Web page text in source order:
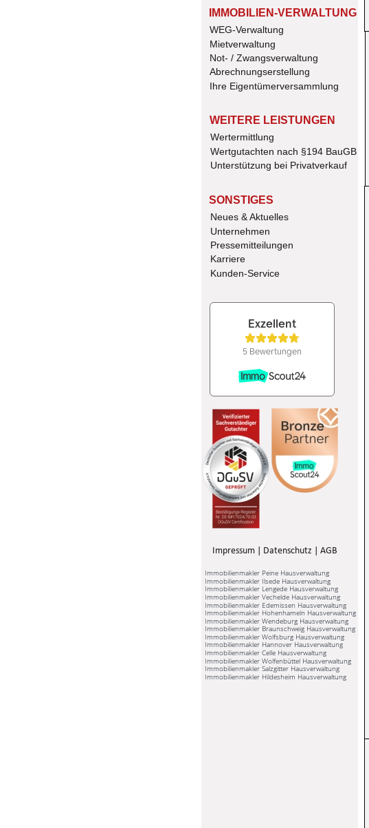
IMMOBILIEN-VERWALTUNG
WEG-Verwaltung
Mietverwaltung
Not- / Zwangsverwaltung
Abrechnungserstellung
Ihre Eigentümerversammlung
WEITERE LEISTUNGEN
Wertermittlung
Wertgutachten nach §194 BauGB
Unterstützung bei Privatverkauf
SONSTIGES
Neues & Aktuelles
Unternehmen
Pressemitteilungen
Karriere
Kunden-Service
Impressum Datenschutz AGB
Immobilienmakler Peine Hausverwaltung
Immobilienmakler Ilsede Hausverwaltung
Immobilienmakler Lengede Hausverwaltung
Immobilienmakler Vechelde Hausverwaltung
Immobilienmakler Edemissen Hausverwaltung
Immobilienmakler Hohenhameln Hausverwaltung
Immobilienmakler Wendeburg Hausverwaltung
Immobilienmakler Braunschweig Hausverwaltung
Immobilienmakler Wolfsburg Hausverwaltung
Immobilienmakler Hannover Hausverwaltung
Immobilienmakler Celle Hausverwaltung
Immobilienmakler Wolfenbüttel Hausverwaltung
Immobilienmakler Salzgitter Hausverwaltung
Immobilienmakler Hildesheim Hausverwaltung